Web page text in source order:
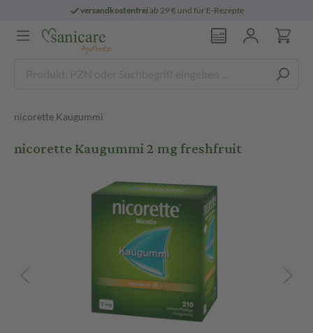
versandkostenfreiab 29 € und für E-Rezepte
nicorette Kaugummi
nicorette Kaugummi 2 mg freshfruit